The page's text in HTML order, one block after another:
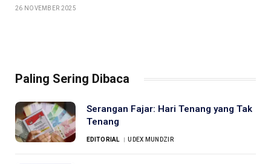
26 NOVEMBER 2025
Paling Sering Dibaca
Serangan Fajar: Hari Tenang yang Tak
Tenang
EDITORIAL UDEX MUNDZIR